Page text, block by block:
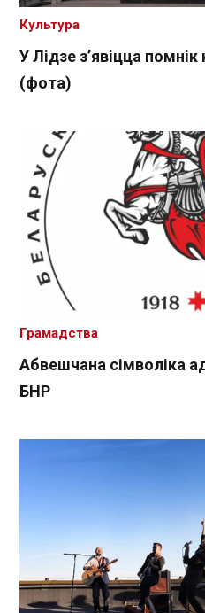
У Лідзе з’явіцца
(фота)
Культура
Абвешчана сімволіка
БНР
Грамадства